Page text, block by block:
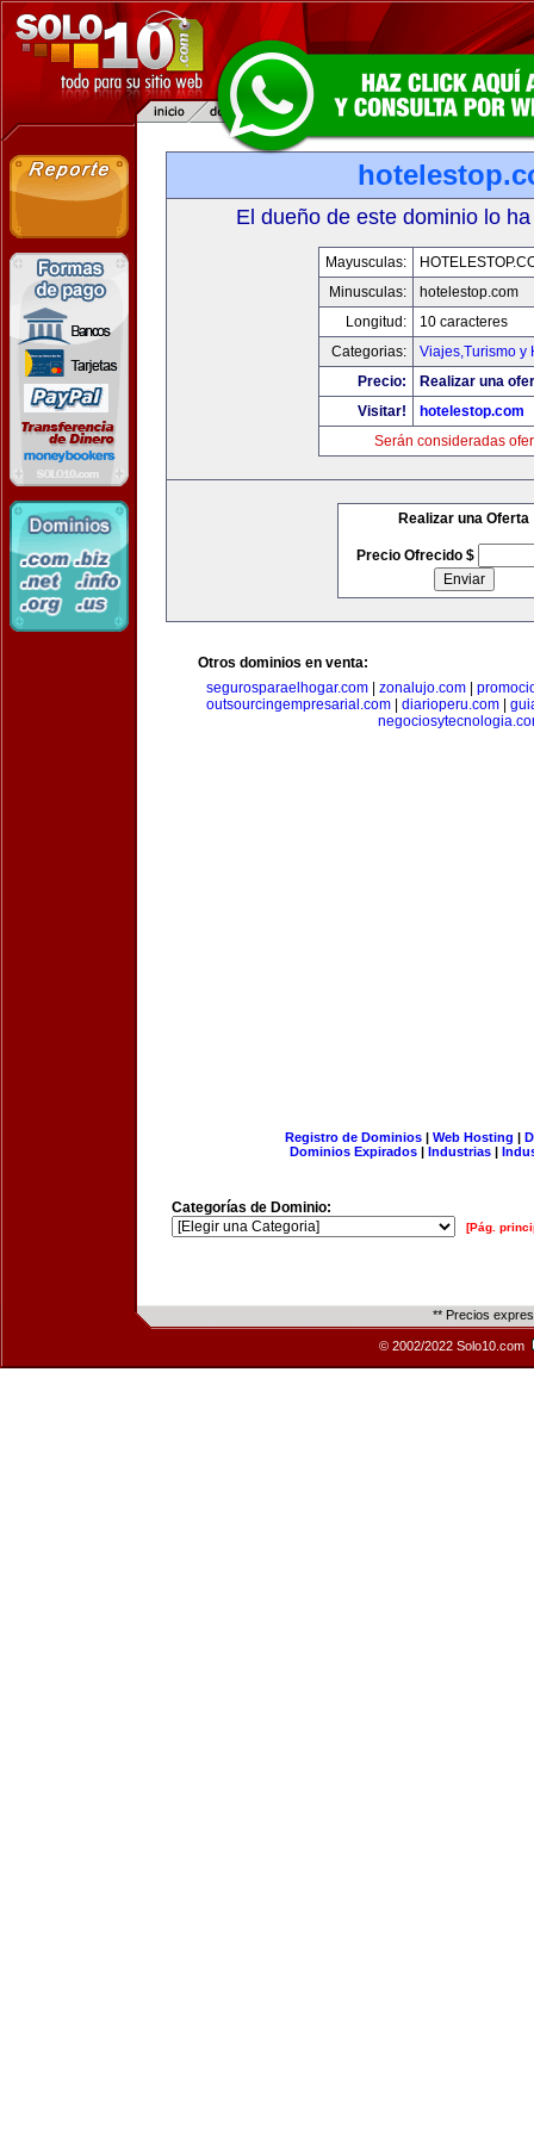
El dueño de este dominio lo
Mayusculas:
Minusculas:
hotelestop.com
Longitud:
10 caracteres
Categorias:
Viajes,Turismo y
Precio:
Realizar una
Visitar!
hotelestop.com
Serán consideradas
Realizar una Oferta
Precio Ofrecido $
Otros dominios en venta:
segurosparaelhogar.com| zonalujo.com|
outsourcingempresarial.com| diarioperu.com|
Registro de Dominios| Web Hosting |
Dominios Expirados | Industrias |
Categorías de Dominio:
[Pág.
** Precios
© 2002/2022 Solo10.com